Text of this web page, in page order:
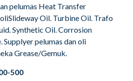
pelumas Heat Transfer
Oil. Turbine Oil. Trafo
Synthetic Oil. Corrosion
Supplyer pelumas dan oli
Grease/Gemuk.
500